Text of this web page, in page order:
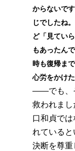
からないで
じでしたね
ど「見てい
もあったん
時も復帰ま
心労をかけ
――でも、
救われま
口和貞では
れていると
決断を尊重